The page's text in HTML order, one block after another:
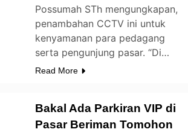
Possumah STh mengungkapan,
penambahan CCTV ini untuk
kenyamanan para pedagang
serta pengunjung pasar. “Di…
Read More
Bakal Ada Parkiran VIP di
Pasar Beriman Tomohon